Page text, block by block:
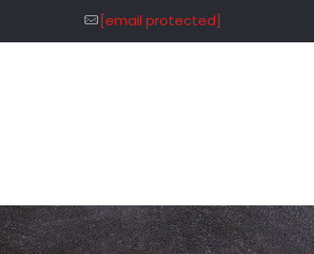
[email protected]